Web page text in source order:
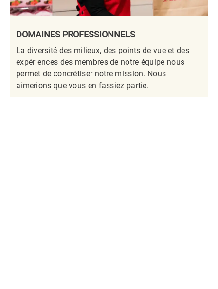
DOMAINES PROFESSIONNELS
La diversité des milieux, des points de vue et des
expériences des membres de notre équipe nous
permet de concrétiser notre mission. Nous
aimerions que vous en fassiez partie.​​​​​​​